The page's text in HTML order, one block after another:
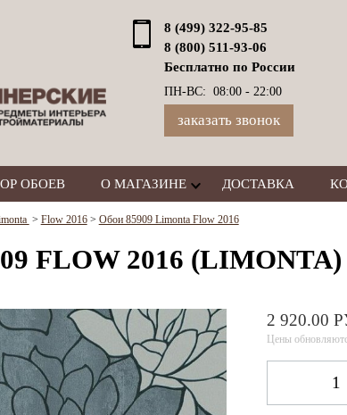
8 (499) 322-95-85
8 (800) 511-93-06
Бесплатно по России
ПН-ВС: 08:00 - 22:00
заказать звонок
ОБОЕВ О МАГАЗИНЕ ДОСТАВКА
> Flow 2016> Обои 85909 Limonta Flow 2016
FLOW 2016 (LIMONTA)
2 920.00
Цены